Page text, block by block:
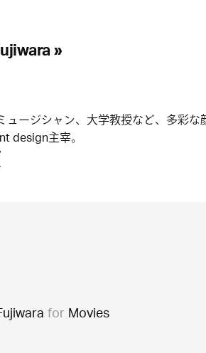
»
ュージシャン、大学教授など、多彩な
design主宰。
forMovies